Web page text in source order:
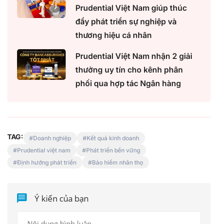
Prudential Việt Nam giúp thúc
đẩy phát triển sự nghiệp và
thương hiệu cá nhân
Prudential Việt Nam nhận 2 giải
thưởng uy tín cho kênh phân
phối qua hợp tác Ngân hàng
TAG: Doanh nghiệp
Kết quả kinh doanh
Prudential việt nam
Phát triển bền vững
Định hướng phát triển
Bảo hiểm nhân thọ
Ý kiến của bạn